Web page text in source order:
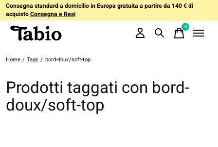
Consegna standard a domicilio in Europa gratuita a partire da 140 € di
acquistoConsegna e Resi
0items
Home / Tags / bord-doux/soft-top
Prodotti taggati con bord-
doux/soft-top